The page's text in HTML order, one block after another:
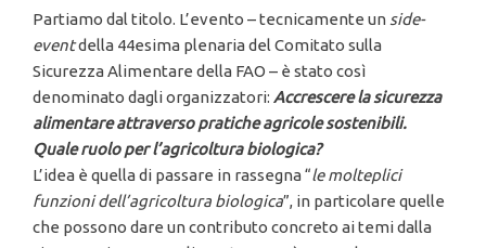
Partiamo dal titolo. L’evento – tecnicamente un side-
eventdella 44esima plenaria del Comitato sulla
Sicurezza Alimentare della FAO – è stato così
denominato dagli organizzatori: Accrescere la sicurezza
alimentare attraverso pratiche agricole sostenibili.
Quale ruolo per l’agricoltura biologica?
L’idea è quella di passare in rassegna “le molteplici
funzioni dell’agricoltura biologica”, in particolare quelle
che possono dare un contributo concreto ai temi dalla